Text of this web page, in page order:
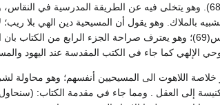
يكفي في الأمور المتعلقة بالله) (68). وهو يتخلى فيه عن الطريقة
الشبيه بالملاك. وهو يقول أن المسيحية دين الهي بلا
وهي الدعوة التي لا يرحب بها الناس(69)؛ وهو يعترف صراحة الجزء
الإلهي كما جاء في الكتب المقدسة عند اليهود
اللاهوت الى المسيحيين أنفسهم؛ وهو محاولة لشرح
إلى العقل . ومما جاء في مقدمة الكتاب: (سنحاول